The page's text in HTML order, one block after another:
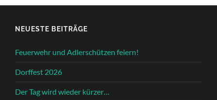
NEUESTE BEITRÄGE
Feuerwehr und Adlerschützen feiern!
Dorffest 2026
Der Tag wird wieder kürzer…